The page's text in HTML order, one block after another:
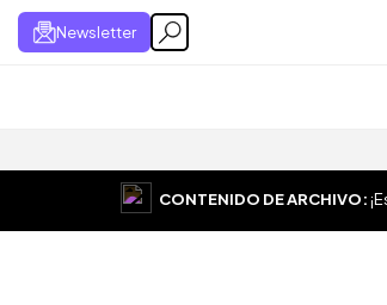
Newsletter
CONTENIDO DE ARCHIVO: